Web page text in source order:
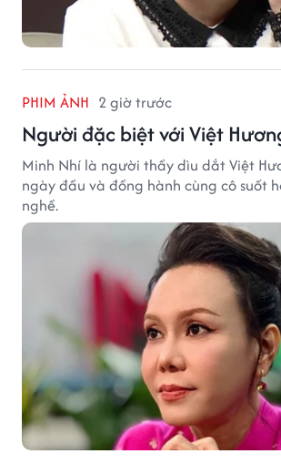
PHIM ẢNH 2 giờ trước
Người đặc biệt với Việt
Minh Nhí là người thầy dìu dắt Việt
ngày đầu và đồng hành cùng cô suốt
nghề.